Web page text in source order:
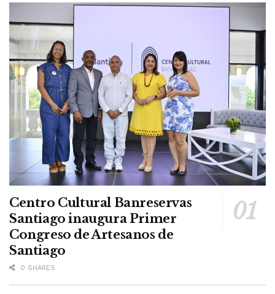
Centro Cultural Banreservas
Santiago inaugura Primer
Congreso de Artesanos de
Santiago
0 SHARES